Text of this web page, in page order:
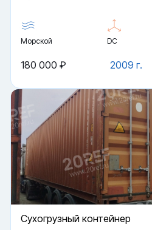
Морской DC
2009 г.
180 000 ₽
Cухогрузный контейнер